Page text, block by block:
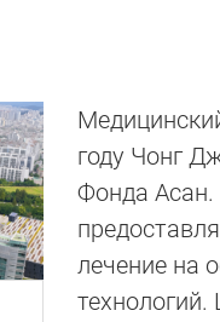
году Чонг
Фонда Асан.
лечение на